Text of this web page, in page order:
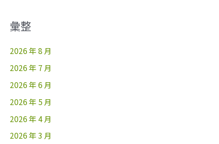
彙整
2026 年 8 月
2026 年 7 月
2026 年 6 月
2026 年 5 月
2026 年 4 月
2026 年 3 月